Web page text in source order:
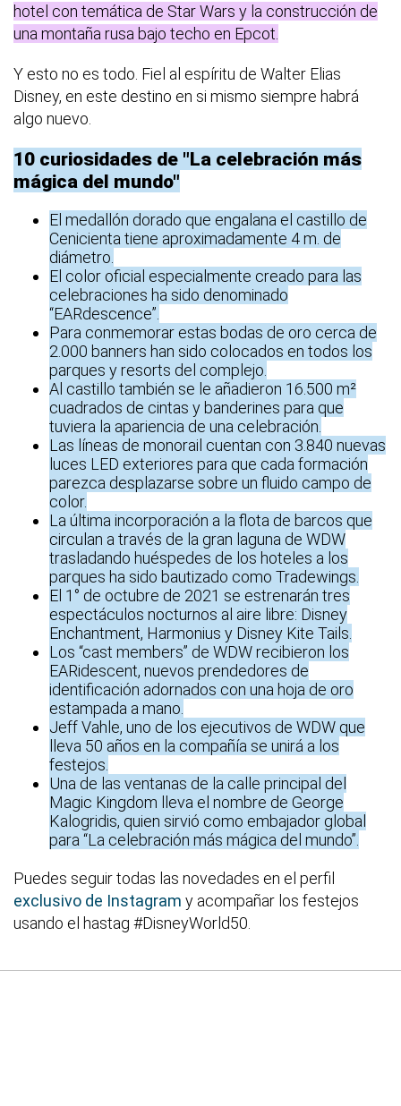
hotel con temática de Star Wars y la construcción de
una montaña rusa bajo techo en Epcot.
Y esto no es todo. Fiel al espíritu de Walter Elias
Disney, en este destino en si mismo siempre habrá
algo nuevo.
10 curiosidades de "La celebración más
mágica del mundo"
El medallón dorado que engalana el castillo de
Cenicienta tiene aproximadamente 4 m. de
diámetro.
El color oficial especialmente creado para las
celebraciones ha sido denominado
“EARdescence”.
Para conmemorar estas bodas de oro cerca de
2.000 banners han sido colocados en todos los
parques y resorts del complejo.
Al castillo también se le añadieron 16.500 m²
cuadrados de cintas y banderines para que
tuviera la apariencia de una celebración.
Las líneas de monorail cuentan con 3.840 nuevas
luces LED exteriores para que cada formación
parezca desplazarse sobre un fluido campo de
color.
La última incorporación a la flota de barcos que
circulan a través de la gran laguna de WDW
trasladando huéspedes de los hoteles a los
parques ha sido bautizado como Tradewings.
El 1° de octubre de 2021 se estrenarán tres
espectáculos nocturnos al aire libre: Disney
Enchantment, Harmonius y Disney Kite Tails.
Los “cast members” de WDW recibieron los
EARidescent, nuevos prendedores de
identificación adornados con una hoja de oro
estampada a mano.
Jeff Vahle, uno de los ejecutivos de WDW que
lleva 50 años en la compañía se unirá a los
festejos.
Una de las ventanas de la calle principal del
Magic Kingdom lleva el nombre de George
Kalogridis, quien sirvió como embajador global
para “La celebración más mágica del mundo”.
Puedes seguir todas las novedades en el perfil
exclusivo de Instagram y acompañar los festejos
usando el hastag #DisneyWorld50.